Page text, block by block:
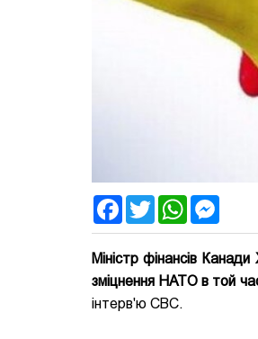
FacebookTwitter WhatsApp
Міністр фінансів
зміцнення НАТО в той
інтерв'ю CBC.